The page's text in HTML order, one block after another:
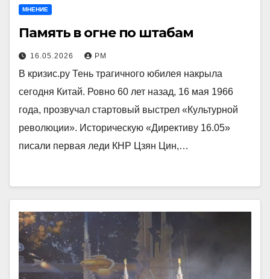
МНЕНИЕ
Память в огне по штабам
16.05.2026 РМ
В кризис.ру Тень трагичного юбилея накрыла
сегодня Китай. Ровно 60 лет назад, 16 мая 1966
года, прозвучал стартовый выстрел «Культурной
революции». Историческую «Директиву 16.05»
писали первая леди КНР Цзян Цин,…